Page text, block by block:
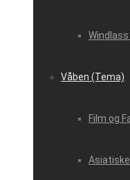
Våben (Tema)
Film og